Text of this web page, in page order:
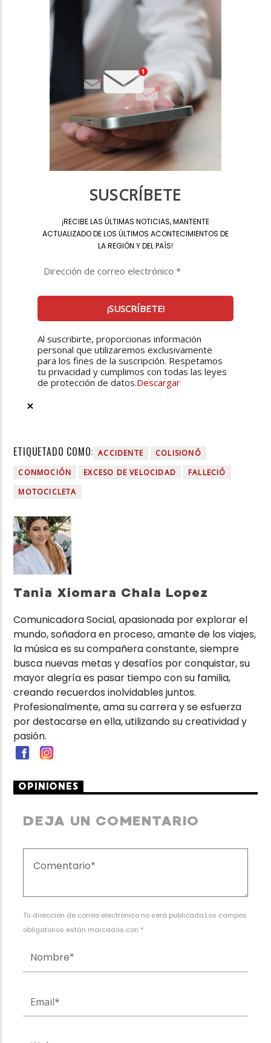
SUSCRÍBETE
¡RECIBE LAS ÚLTIMAS NOTICIAS, MANTENTE
ACTUALIZADO DE LOS ÚLTIMOS ACONTECIMIENTOS DE
LA REGIÓN Y DEL PAÍS!
Al suscribirte, proporcionas información
personal que utilizaremos exclusivamente
para los fines de la suscripción. Respetamos
tu privacidad y cumplimos con todas las leyes
de protección de datos.Descargar
ETIQUETADO COMO: ACCIDENTE
COLISIONÓ
CONMOCIÓN
EXCESO DE VELOCIDAD
FALLECIÓ
MOTOCICLETA
Tania Xiomara Chala Lopez
Comunicadora Social, apasionada por explorar el
mundo, soñadora en proceso, amante de los viajes,
la música es su compañera constante, siempre
busca nuevas metas y desafíos por conquistar, su
mayor alegría es pasar tiempo con su familia,
creando recuerdos inolvidables juntos.
Profesionalmente, ama su carrera y se esfuerza
por destacarse en ella, utilizando su creatividad y
pasión.
OPINIONES
DEJA UN COMENTARIO
Tu dirección de correo electrónico no será publicada.Los campos
obligatorios están marcados con *